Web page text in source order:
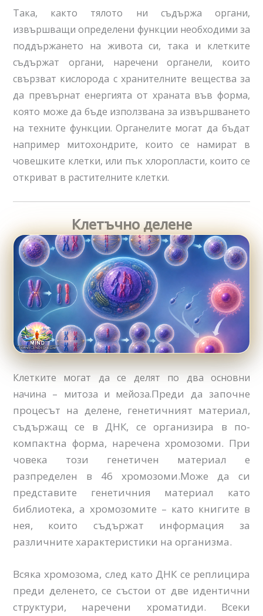
Така, както тялото ни съдържа органи,
извършващи определени функции необходими за
поддържането на живота си, така и клетките
съдържат органи, наречени органели, които
свързват кислорода с хранителните вещества за
да превърнат енергията от храната във форма,
която може да бъде използвана за извършването
на техните функции. Органелите могат да бъдат
например митохондрите, които се намират в
човешките клетки, или пък хлоропласти, които се
откриват в растителните клетки.
Клетъчно делене
Клетките могат да се делят по два основни
начина – митоза и мейоза.Преди да започне
процесът на делене, генетичният материал,
съдържащ се в ДНК, се организира в по-
компактна форма, наречена хромозоми. При
човека този генетичен материал е
разпределен в 46 хромозоми.Може да си
представите генетичния материал като
библиотека, а хромозомите – като книгите в
нея, които съдържат информация за
различните характеристики на организма.
Всяка хромозома, след като ДНК се реплицира
преди деленето, се състои от две идентични
структури, наречени хроматиди. Всеки